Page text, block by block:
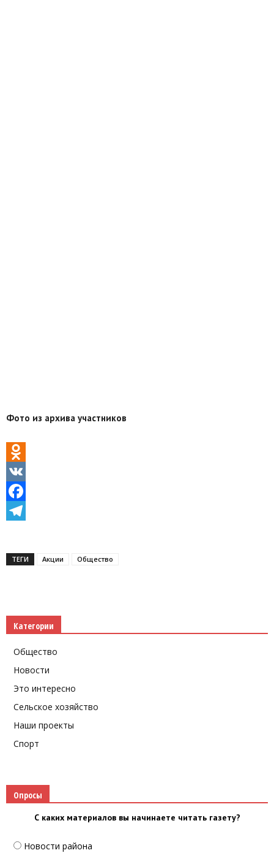
Фото из архива участников
Odnoklassniki
VK
Facebook
ТЕГИ Акции Общество
Категории
Общество
Новости
Это интересно
Сельское хозяйство
Наши проекты
Спорт
Опросы
С каких материалов вы начинаете читать газету?
Новости района